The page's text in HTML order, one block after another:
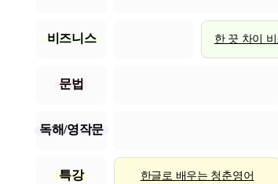
비즈니스 한 끗 차이
문법
독해/영작문
특강 한글로 배우는 청춘영어